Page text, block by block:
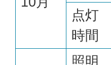
点灯
時間
照明